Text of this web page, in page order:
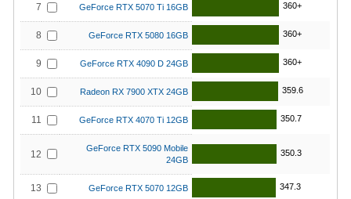
7 GeForce RTX 5070 Ti 16GB 360+
8 GeForce RTX 5080 16GB 360+
9 GeForce RTX 4090 D 24GB 360+
10 Radeon RX 7900 XTX 24GB 359.6
11 GeForce RTX 4070 Ti 12GB 350.7
12
GeForce RTX 5090 Mobile
24GB
350.3
13 GeForce RTX 5070 12GB 347.3